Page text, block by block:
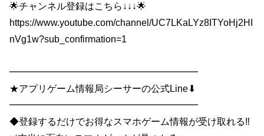
🌟チャンネル登録はこちら↓↓↓🌟
https://www.youtube.com/channel/UC7LKaLYz8ITYoHj2HI
nVg1w?sub_confirmation=1
━━━━━━━━━━━━━━━━━━━━
★アプリゲーム情報局シーサーの公式Line⬇
━━━━━━━━━━━━━━━━━━━━
◆登録するだけでお得なスマホゲーム情報が受け取れる‼